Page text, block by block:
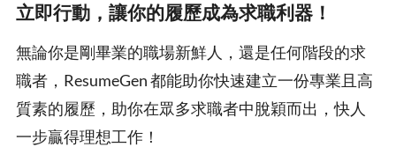
立即行動，讓你的履歷成為求職利器！
無論你是剛畢業的職場新鮮人，還是任何階段的求
職者，ResumeGen 都能助你快速建立一份專業且高
質素的履歷，助你在眾多求職者中脫穎而出，快人
一步贏得理想工作！